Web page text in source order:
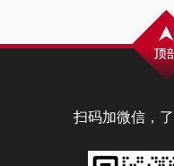
扫码加微信，